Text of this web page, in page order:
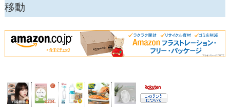
移動